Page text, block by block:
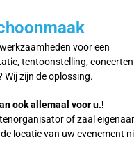
voor een
tentoonstelling,
Wij zijn de oplossing.
ook allemaal voor u.!
of zaal
locatie van uw evenement